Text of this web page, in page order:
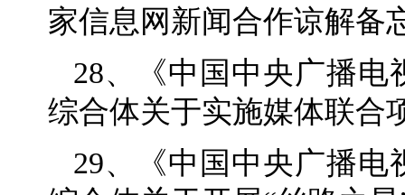
家信息网新闻合作谅解备
28、《中国中央广播
综合体关于实施媒体联合
29、《中国中央广播